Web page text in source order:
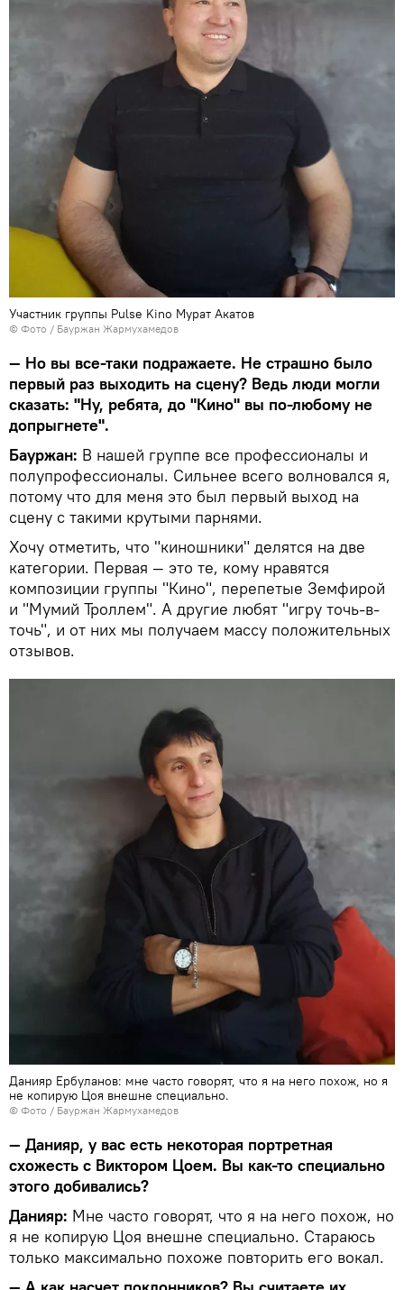
Участник группы Pulse Kino Мурат Акатов
© Фото / Бауржан Жармухамедов
— Но вы все-таки подражаете. Не страшно было
первый раз выходить на сцену? Ведь люди могли
сказать: "Ну, ребята, до "Кино" вы по-любому не
допрыгнете".
Бауржан: В нашей группе все профессионалы и
полупрофессионалы. Сильнее всего волновался я,
потому что для меня это был первый выход на
сцену с такими крутыми парнями.
Хочу отметить, что "киношники" делятся на две
категории. Первая — это те, кому нравятся
композиции группы "Кино", перепетые Земфирой
и "Мумий Троллем". А другие любят "игру точь-в-
точь", и от них мы получаем массу положительных
отзывов.
Данияр Ербуланов: мне часто говорят, что я на него похож, но я
не копирую Цоя внешне специально.
© Фото / Бауржан Жармухамедов
— Данияр, у вас есть некоторая портретная
схожесть с Виктором Цоем. Вы как-то специально
этого добивались?
Данияр: Мне часто говорят, что я на него похож, но
я не копирую Цоя внешне специально. Стараюсь
только максимально похоже повторить его вокал.